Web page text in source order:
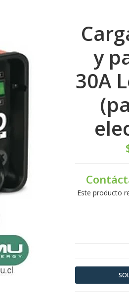
y
30A
Este producto